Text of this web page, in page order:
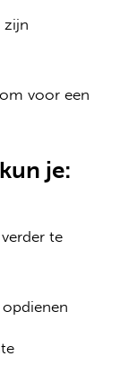
je:
te
zijn
voor een